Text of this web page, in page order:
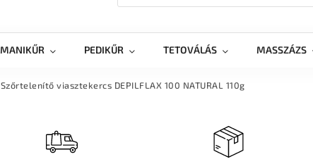
MANIKŰR PEDIKŰR TETOVÁLÁS MASSZÁZS
Szőrtelenítő viasztekercs DEPILFLAX 100 NATURAL 110g